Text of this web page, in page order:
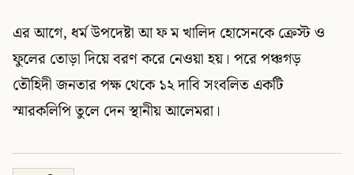
এর আগে, ধর্ম উপদেষ্টা আ ফ ম খালিদ হোসেনকে ক্রেস্ট ও
ফুলের তোড়া দিয়ে বরণ করে নেওয়া হয়। পরে পঞ্চগড়
তৌহিদী জনতার পক্ষ থেকে ১২ দাবি সংবলিত একটি
স্মারকলিপি তুলে দেন স্থানীয় আলেমরা।